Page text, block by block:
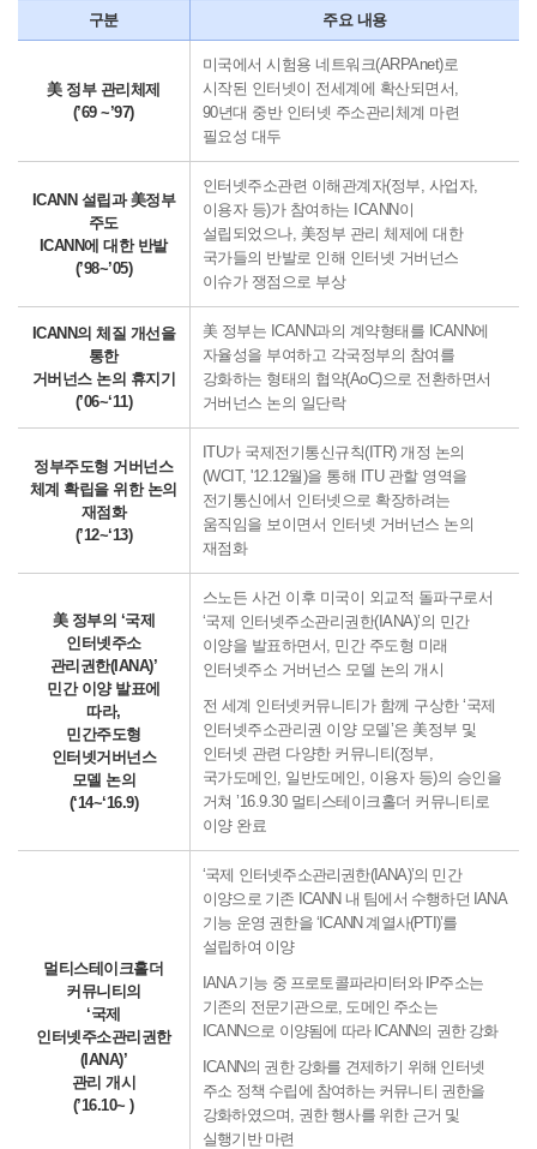
구분 주요 내용
美 정부 관리체제
(’69 ~’97)
미국에서 시험용 네트워크(ARPAnet)로
시작된 인터넷이 전세계에 확산되면서,
90년대 중반 인터넷 주소관리체계 마련
필요성 대두
ICANN 설립과 美정부
주도
ICANN에 대한 반발
(’98~’05)
인터넷주소관련 이해관계자(정부, 사업자,
이용자 등)가 참여하는 ICANN이
설립되었으나, 美정부 관리 체제에 대한
국가들의 반발로 인해 인터넷 거버넌스
이슈가 쟁점으로 부상
ICANN의 체질 개선을
통한
거버넌스 논의 휴지기
(’06~‘11)
美 정부는 ICANN과의 계약형태를 ICANN에
자율성을 부여하고 각국정부의 참여를
강화하는 형태의 협약(AoC)으로 전환하면서
거버넌스 논의 일단락
정부주도형 거버넌스
체계 확립을 위한 논의
재점화
(’12~‘13)
ITU가 국제전기통신규칙(ITR) 개정 논의
(WCIT, '12.12월)을 통해 ITU 관할 영역을
전기통신에서 인터넷으로 확장하려는
움직임을 보이면서 인터넷 거버넌스 논의
재점화
美 정부의 ‘국제
인터넷주소
관리권한(IANA)’
민간 이양 발표에
따라,
민간주도형
인터넷거버넌스
모델 논의
(‘14~‘16.9)
스노든 사건 이후 미국이 외교적 돌파구로서
‘국제 인터넷주소관리권한(IANA)’의 민간
이양을 발표하면서, 민간 주도형 미래
인터넷주소 거버넌스 모델 논의 개시
전 세계 인터넷커뮤니티가 함께 구상한 ‘국제
인터넷주소관리권 이양 모델’은 美정부 및
인터넷 관련 다양한 커뮤니티(정부,
국가도메인, 일반도메인, 이용자 등)의 승인을
거쳐 ’16.9.30 멀티스테이크홀더 커뮤니티로
이양 완료
멀티스테이크홀더
커뮤니티의
‘국제
인터넷주소관리권한
(IANA)’
관리 개시
(’16.10~ )
‘국제 인터넷주소관리권한(IANA)’의 민간
이양으로 기존 ICANN 내 팀에서 수행하던 IANA
기능 운영 권한을 ‘ICANN 계열사(PTI)’를
설립하여 이양
IANA 기능 중 프로토콜파라미터와 IP주소는
기존의 전문기관으로, 도메인 주소는
ICANN으로 이양됨에 따라 ICANN의 권한 강화
ICANN의 권한 강화를 견제하기 위해 인터넷
주소 정책 수립에 참여하는 커뮤니티 권한을
강화하였으며, 권한 행사를 위한 근거 및
실행기반 마련